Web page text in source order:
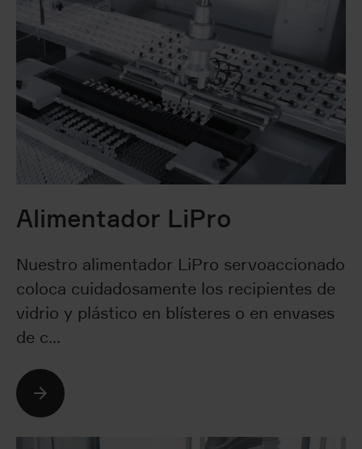
Alimentador LiPro
Nuestro alimentador LiPro servoaccionado
coloca cuidadosamente los recipientes de
vidrio y plástico en blísteres o en envases
de c…
Seguir leyendo